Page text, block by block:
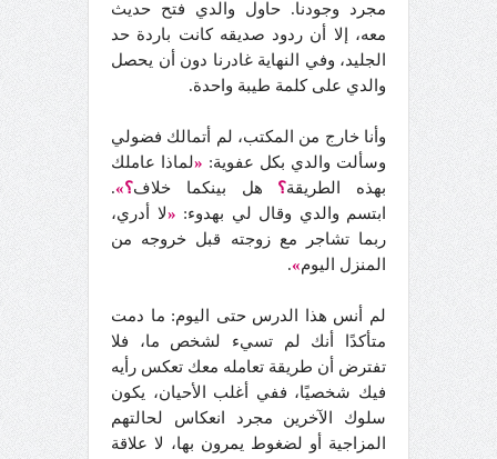
مجرد وجودنا. حاول والدي فتح حديث
معه، إلا أن ردود صديقه كانت باردة حد
الجليد، وفي النهاية غادرنا دون أن يحصل
والدي على كلمة طيبة واحدة.
وأنا خارج من المكتب، لم أتمالك فضولي
وسألت والدي بكل عفوية: «لماذا عاملك
بهذه الطريقة؟ هل بينكما خلاف؟».
ابتسم والدي وقال لي بهدوء: «لا أدري،
ربما تشاجر مع زوجته قبل خروجه من
المنزل اليوم»
.
لم أنس هذا الدرس حتى اليوم: ما دمت
متأكدًا أنك لم تسيء لشخص ما، فلا
تفترض أن طريقة تعامله معك تعكس رأيه
فيك شخصيًا، ففي أغلب الأحيان، يكون
سلوك الآخرين مجرد انعكاس لحالتهم
المزاجية أو لضغوط يمرون بها، لا علاقة